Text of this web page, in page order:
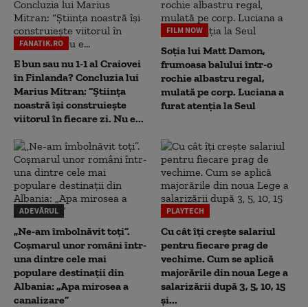
FANATIK.RO
E bun sau nu 1-1 al Craiovei
în Finlanda? Concluzia lui
Marius Mitran: “Știința
noastră își construiește
viitorul în fiecare zi. Nu e...
FILM NOW
Soția lui Matt Damon,
frumoasa balului într-o
rochie albastru regal,
mulată pe corp. Luciana a
furat atenția la Seul
ADEVĂRUL
„Ne-am îmbolnăvit toți”.
Coșmarul unor români într-
una dintre cele mai
populare destinații din
Albania: „Apa mirosea a
canalizare”
PLAYTECH
Cu cât îți crește salariul
pentru fiecare prag de
vechime. Cum se aplică
majorările din noua Lege a
salarizării după 3, 5, 10, 15
și...